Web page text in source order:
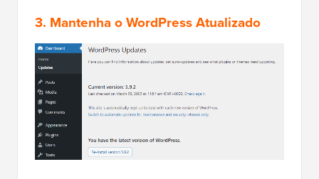
3. Mantenha o WordPress Atualizado